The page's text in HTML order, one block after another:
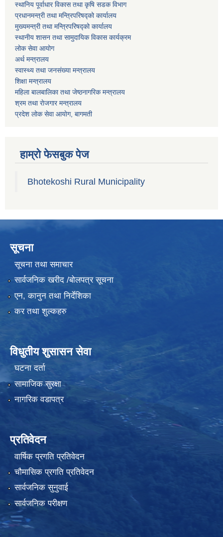
स्थानिय पूर्वाधार विकास तथा कृषि सडक विभाग
प्रधानमन्त्री तथा मन्त्रिपरिषद्को कार्यालय
मुख्यमन्त्री तथा मन्त्रिपरिषद्को कार्यालय
स्थानीय शासन तथा सामुदायिक विकास कार्यक्रम
लोक सेवा आयोग
अर्थ मन्त्रालय
स्वास्थ्य तथा जनस‌ंख्या मन्त्रालय
शिक्षा मन्त्रालय
महिला बालबालिका तथा जेष्ठनागरिक मन्त्रालय
श्रम तथा राेजगार मन्त्रालय
प्रदेश लोक सेवा आयाेग, बागमती
हाम्रो फेसबुक पेज
Bhotekoshi Rural Municipality
सूचना
सूचना तथा समाचार
सार्वजनिक खरीद /बोलपत्र सूचना
एन, कानुन तथा निर्देशिका
कर तथा शुल्कहरु
विधुतीय शुसासन सेवा
घटना दर्ता
सामाजिक सुरक्षा
नागरिक वडापत्र
प्रतिवेदन
वार्षिक प्रगति प्रतिवेदन
चौमासिक प्रगति प्रतिवेदन
सार्वजनिक सुनुवाई
सार्वजनिक परीक्षण